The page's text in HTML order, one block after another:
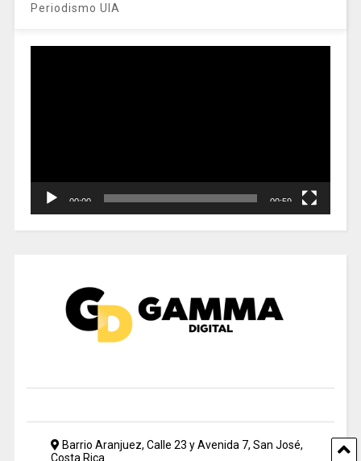
Periodismo UIA
00:00 00:59
Barrio Aranjuez, Calle 23 y Avenida 7, San José,
Costa Rica